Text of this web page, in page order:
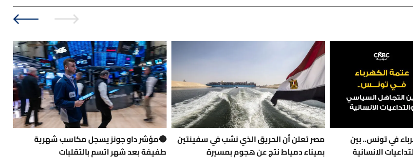
في تونس.. بين
الانسانية
مصر تعلن أن الحريق الذي نشب في سفينتين
بميناء دمياط نتج عن هجوم بمسيرة
🔴مؤشر داو جونز يسجل مكاسب شهرية
طفيفة بعد شهر اتسم بالتقلبات